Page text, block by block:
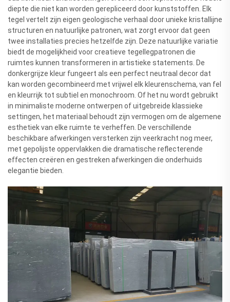
diepte die niet kan worden gerepliceerd door kunststoffen. Elk
tegel vertelt zijn eigen geologische verhaal door unieke kristallijne
structuren en natuurlijke patronen, wat zorgt ervoor dat geen
twee installaties precies hetzelfde zijn. Deze natuurlijke variatie
biedt de mogelijkheid voor creatieve tegellegpatronen die
ruimtes kunnen transformeren in artistieke statements. De
donkergrijze kleur fungeert als een perfect neutraal decor dat
kan worden gecombineerd met vrijwel elk kleurenschema, van fel
en kleurrijk tot subtiel en monochroom. Of het nu wordt gebruikt
in minimaliste moderne ontwerpen of uitgebreide klassieke
settingen, het materiaal behoudt zijn vermogen om de algemene
esthetiek van elke ruimte te verheffen. De verschillende
beschikbare afwerkingen versterken zijn veerkracht nog meer,
met gepolijste oppervlakken die dramatische reflecterende
effecten creëren en gestreken afwerkingen die onderhuids
elegantie bieden.